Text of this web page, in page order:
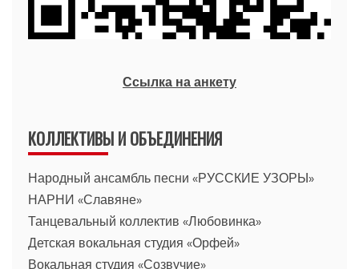
Ссылка на анкету
КОЛЛЕКТИВЫ И ОБЪЕДИНЕНИЯ
Народный ансамбль песни «РУССКИЕ УЗОРЫ»
НАРНИ «Славяне»
Танцевальный коллектив «Любовинка»
Детская вокальная студия «Орфей»
Вокальная студия «Созвучие»